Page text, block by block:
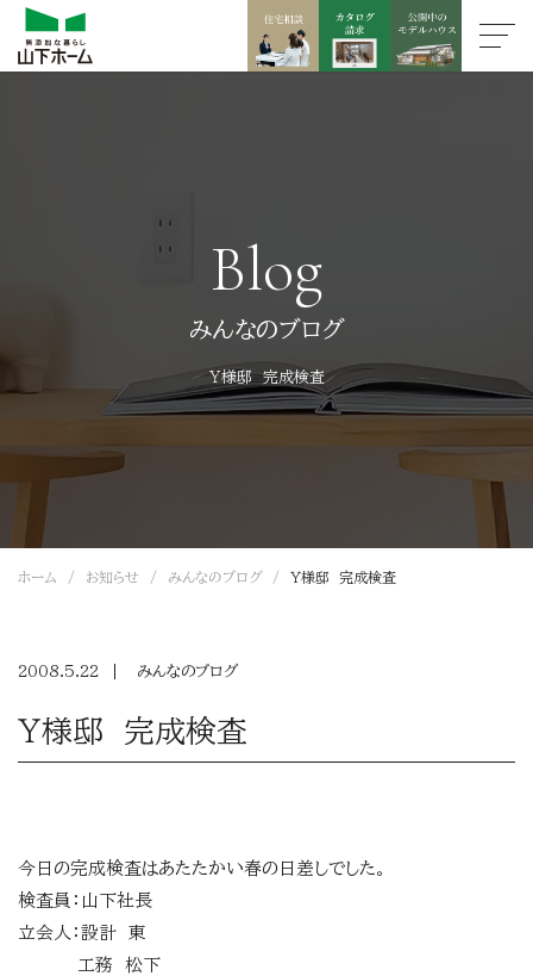
Blog
みんなのブログ
Ｙ様邸 完成検査
ホーム お知らせ みんなのブログ Ｙ様邸 完成検査
2008.5.22 みんなのブログ
Ｙ様邸 完成検査
今日の完成検査はあたたかい春の日差しでした。
検査員：山下社長
立会人：設計 東
工務 松下